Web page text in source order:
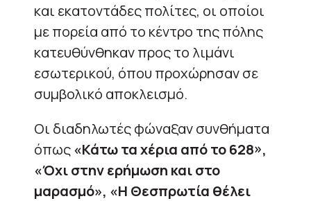
και εκατοντάδες πολίτες, οι οποίοι
με πορεία από το κέντρο της πόλης
κατευθύνθηκαν προς το λιμάνι
εσωτερικού, όπου προχώρησαν σε
συμβολικό αποκλεισμό.
Οι διαδηλωτές φώναξαν συνθήματα
όπως«Κάτω τα χέρια από το 628»,
«Όχι στην ερήμωση και στο
μαρασμό», «Η Θεσπρωτία θέλει